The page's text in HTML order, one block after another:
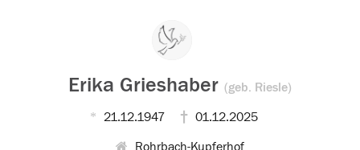
Erika Grieshaber (geb. Riesle)
21.12.1947 01.12.2025
Rohrbach-Kupferhof